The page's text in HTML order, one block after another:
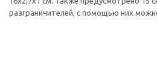
разграничителей, с помощью них